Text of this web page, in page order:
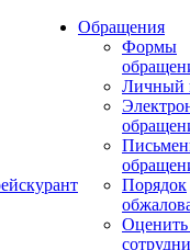
Обращения
Формы
Личный
Порядок
Оценить